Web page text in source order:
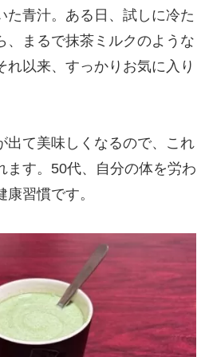
た青汁。ある日、試しに冷た
、まるで抹茶ミルクのような
れ以来、すっかりお気に入り
出て美味しくなるので、これ
ます。50代、自分の体を労わ
習慣です。